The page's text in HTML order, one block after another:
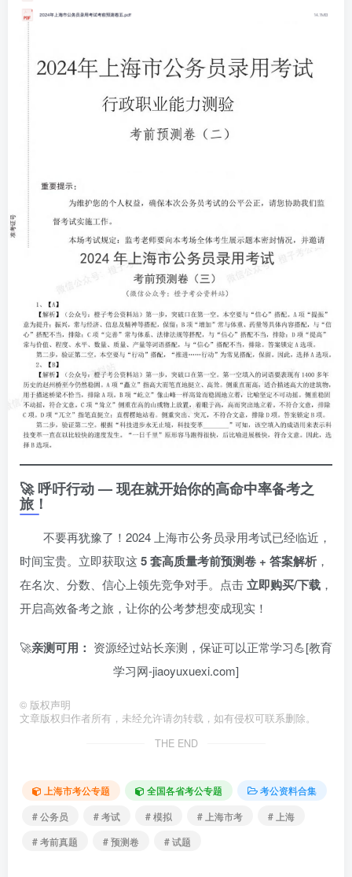
🚀 呼吁行动 — 现在就开始你的高命中率备考之
旅！
不要再犹豫了！2024 上海市公务员录用考试已经临近，
时间宝贵。立即获取这5 套高质量考前预测卷 + 答案解析 ，
在名次、分数、信心上领先竞争对手。点击立即购买/下载 ，
开启高效备考之旅，让你的公考梦想变成现实！
🚀亲测可用： 资源经过站长亲测，保证可以正常学习💪[教育
学习网-jiaoyuxuexi.com]
© 版权声明
文章版权归作者所有，未经允许请勿转载，如有侵权可联系删除。
THE END
上海市考公专题 全国各省考公专题
考公资料合集
# 公务员
# 考试 # 模拟 # 上海市考
# 上海
# 考前真题
# 预测卷 # 试题